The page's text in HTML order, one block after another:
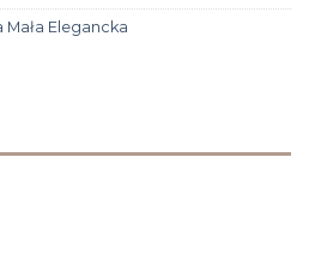
Elegancka